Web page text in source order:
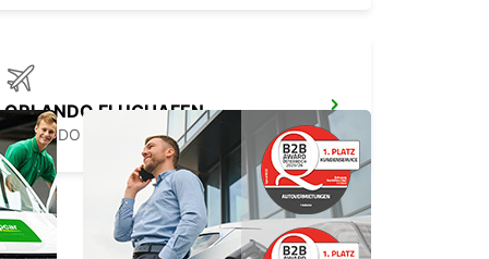
ORLANDO FLUGHAFEN
ORLANDO - UNITED STATES OF AMERICA